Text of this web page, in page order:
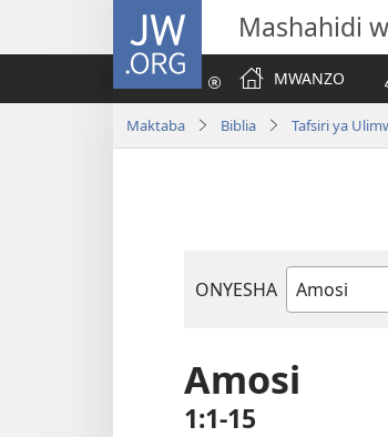
JW.ORG Mashahidi
MWANZO
Maktaba Biblia Tafsiri ya
ONYESHA
Kitabu
Biblia
Amosi
1:1-15